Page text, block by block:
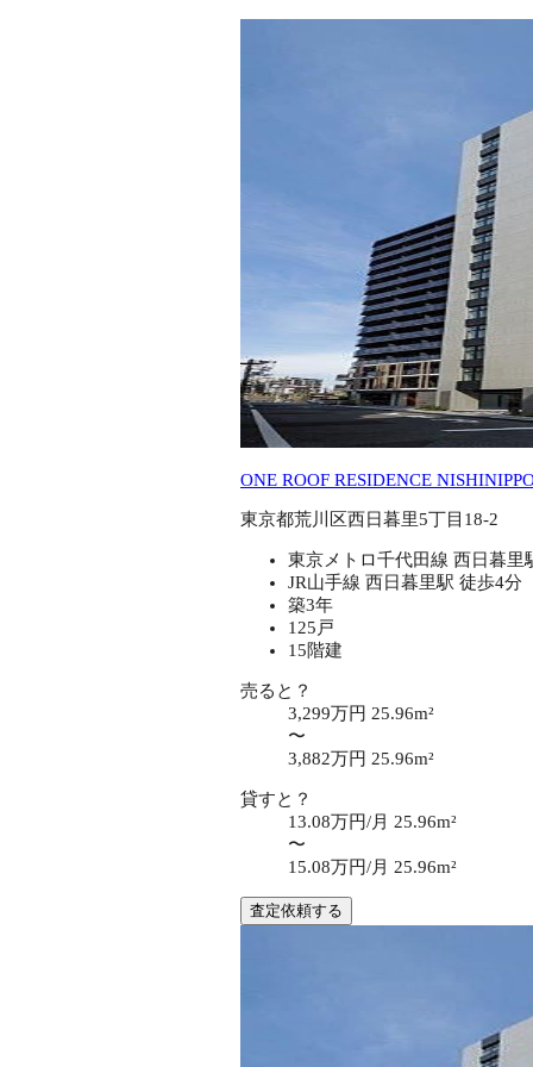
ONE ROOF RESIDENCE
東京都荒川区西日暮里5丁目18-2
東京メトロ千代田線 西日暮里
JR山手線 西日暮里駅 徒歩4分
築3年
125戸
15階建
売ると？
3,299万円 25.96m²
〜
3,882万円 25.96m²
貸すと？
13.08万円/月 25.96m²
〜
15.08万円/月 25.96m²
査定依頼する